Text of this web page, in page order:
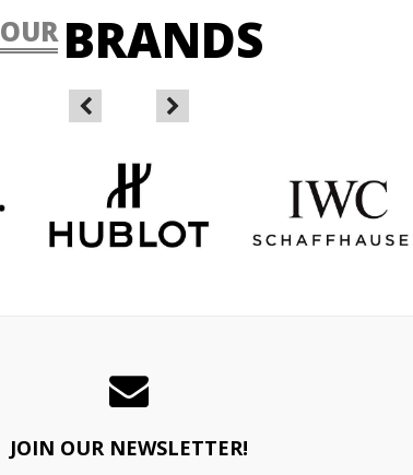
OUR BRANDS
JOIN OUR NEWSLETTER!